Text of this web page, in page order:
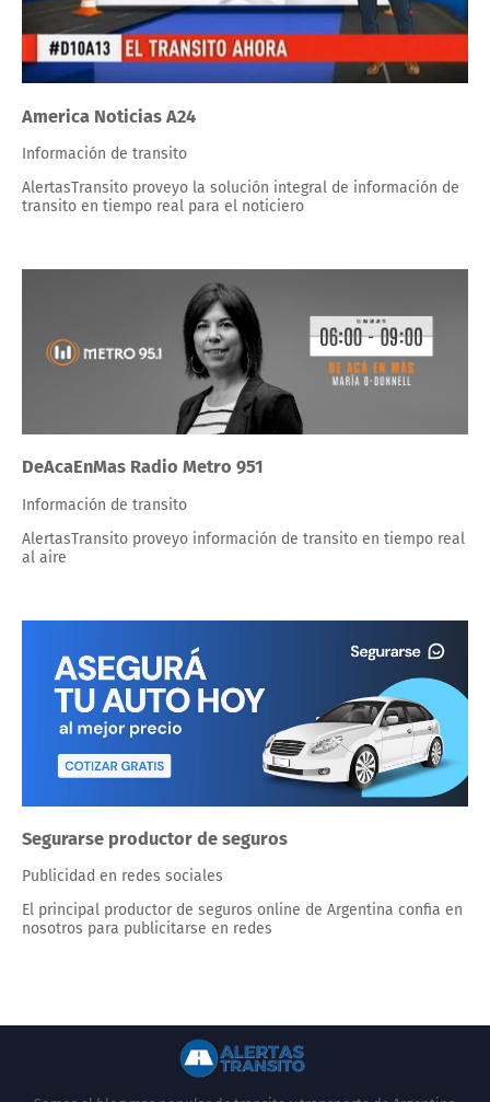
America Noticias A24
Información de transito
AlertasTransito proveyo la solución integral de información de
transito en tiempo real para el noticiero
DeAcaEnMas Radio Metro 951
Información de transito
AlertasTransito proveyo información de transito en tiempo real
al aire
Segurarse productor de seguros
Publicidad en redes sociales
El principal productor de seguros online de Argentina confia en
nosotros para publicitarse en redes